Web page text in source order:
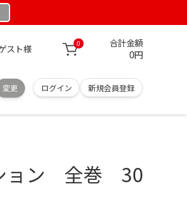
スト様 0 合計金額
0円
変更 ログイン 新規会員登録
ョン 全巻 30